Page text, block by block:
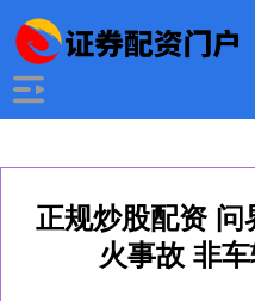
正规炒股配资
火事故 非